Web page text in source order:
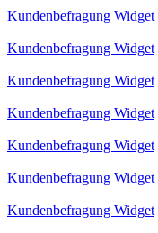
Kundenbefragung Widget
Kundenbefragung Widget
Kundenbefragung Widget
Kundenbefragung Widget
Kundenbefragung Widget
Kundenbefragung Widget
Kundenbefragung Widget